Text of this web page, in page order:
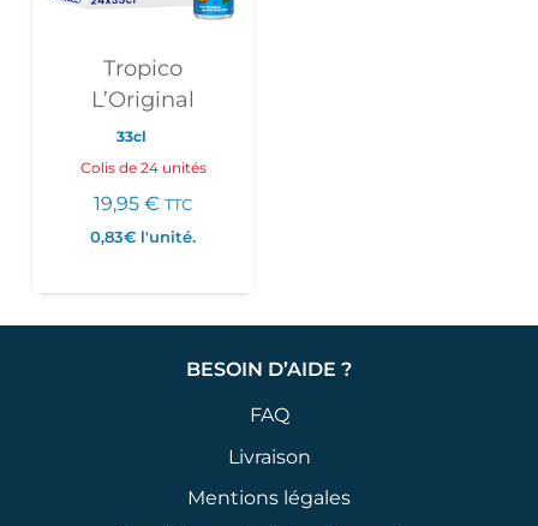
Tropico
L’Original
33cl
Colis de 24 unités
19,95€ TTC
0,83€ l'unité.
BESOIN D’AIDE ?
FAQ
Livraison
Mentions légales